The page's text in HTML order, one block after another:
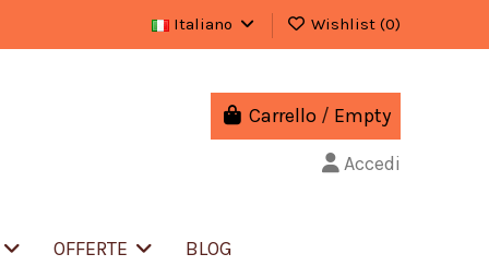
Italiano Wishlist (0)
Carrello / Empty
Accedi
OFFERTE BLOG